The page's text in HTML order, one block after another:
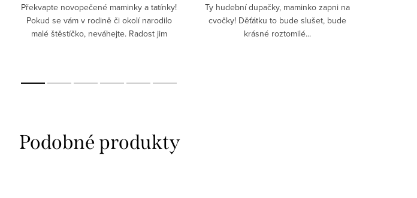
Překvapte novopečené maminky a tatínky!
Pokud se vám v rodině či okolí narodilo
malé štěstíčko, neváhejte. Radost jim
Ty hudební dupačky, maminko zapni na
cvočky! Děťátku to bude slušet, bude
krásné roztomilé...